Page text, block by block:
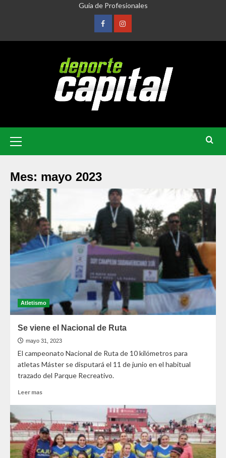
Guía de Profesionales
Mes: mayo 2023
Atletismo
Se viene el Nacional de Ruta
mayo 31, 2023
El campeonato Nacional de Ruta de 10 kilómetros para
atletas Máster se disputará el 11 de junio en el habitual
trazado del Parque Recreativo.
Leer mas